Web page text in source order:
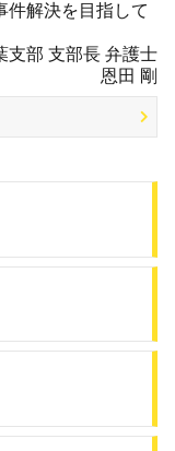
件解決を目指して
支部 支部長 弁護士
恩田 剛